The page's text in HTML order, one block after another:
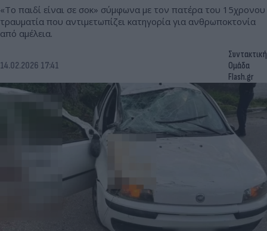
«Το παιδί είναι σε σοκ» σύμφωνα με τον πατέρα του 15χρονου
τραυματία που αντιμετωπίζει κατηγορία για ανθρωποκτονία
από αμέλεια.
14.02.2026 17:41
Συντακτική
Ομάδα
Flash.gr